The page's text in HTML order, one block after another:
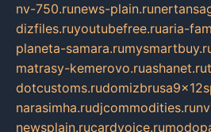
nv-750.runews-plain.ru
dizfiles.ruyoutubefree.ruaria-
planeta-samara.ru
matrasy-kemerovo.ruashanet.ru
dotcustoms.ru
narasimha.rudjcommodities.ru
newsplain.rucardvoice.ru